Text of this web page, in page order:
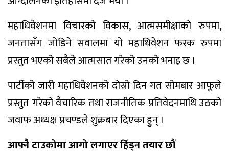
महाधिवेशनमा विचारको विकास, आत्मसमीक्षाको रुपमा,
जनतासँग जोडिने सवालमा यो महाधिवेशन फरक रुपमा
प्रस्तुत भएको सबैले आत्मसात गरेको उनको भनाइ छ ।
पार्टीको जारी महाधिवेशनको दोस्रो दिन गत सोमबार आफूले
प्रस्तुत गरेको वैचारिक तथा राजनीतिक प्रतिवेदनमाथि उठको
जवाफ अध्यक्ष प्रचण्डले शुक्रबार दिएका हुन् ।
आफ्नै टाउकोमा आगो लगाएर हिँड्न तयार छौं